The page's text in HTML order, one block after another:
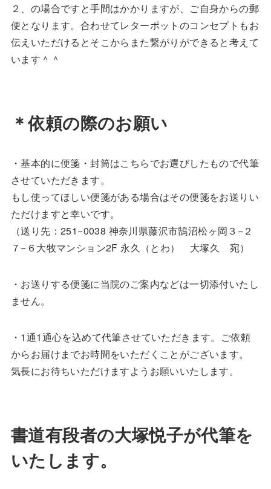
２、の場合ですと手間はかかりますが、ご自身からの郵
便となります。合わせてレターポットのコンセプトもお
伝えいただけるとそこからまた繋がりができると考えて
います＾＾
＊依頼の際のお願い
・基本的に便箋・封筒はこちらでお選びしたもので代筆
させていただきます。
もし使ってほしい便箋がある場合はその便箋をお送りい
ただけますと幸いです。
（送り先：251−0038 神奈川県藤沢市鵠沼松ヶ岡３−２
７−６大牧マンション2F 永久（とわ） 大塚久 宛）
・お送りする便箋に当院のご案内などは一切添付いたし
ません。
・1通1通心を込めて代筆させていただきます。ご依頼
からお届けまでお時間をいただくことがございます。
気長にお待ちいただけますようお願いいたします。
書道有段者の大塚悦子が代筆を
いたします。